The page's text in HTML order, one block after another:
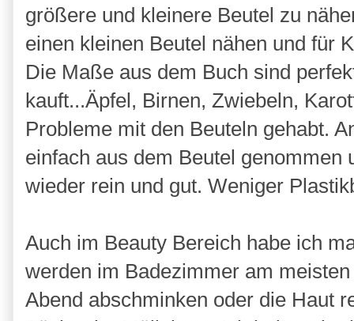
größere und kleinere Beutel zu
einen kleinen Beutel nähen und für
Die Maße aus dem Buch sind
kauft...Äpfel, Birnen, Zwiebeln,
Probleme mit den Beuteln gehabt.
einfach aus dem Beutel
wieder rein und gut. Weniger
Auch im Beauty Bereich habe ich
werden im Badezimmer am
Abend abschminken oder die Haut